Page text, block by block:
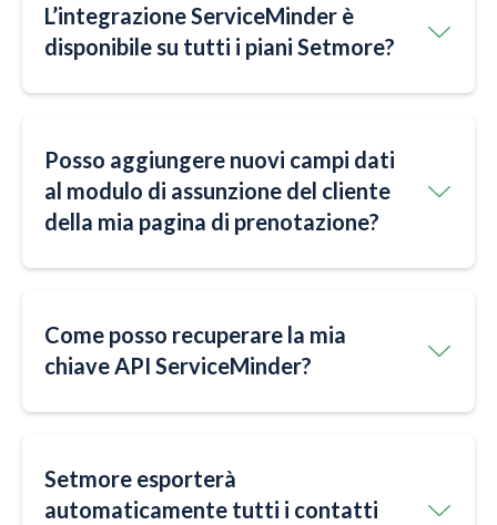
L’integrazione ServiceMinder è
disponibile su tutti i piani Setmore?
Posso aggiungere nuovi campi dati
al modulo di assunzione del cliente
della mia pagina di prenotazione?
Come posso recuperare la mia
chiave API ServiceMinder?
Setmore esporterà
automaticamente tutti i contatti